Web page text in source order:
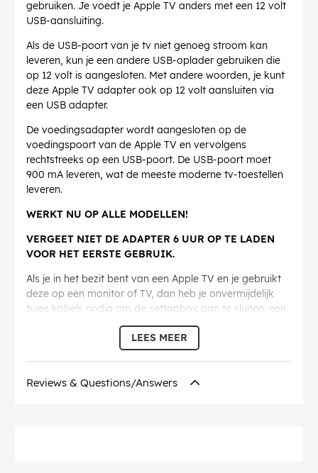
gebruiken. Je voedt je Apple TV anders met een 12 volt
USB-aansluiting.
Als de USB-poort van je tv niet genoeg stroom kan
leveren, kun je een andere USB-oplader gebruiken die
op 12 volt is aangesloten. Met andere woorden, je kunt
deze Apple TV adapter ook op 12 volt aansluiten via
een USB adapter.
De voedingsadapter wordt aangesloten op de
voedingspoort van de Apple TV en vervolgens
rechtstreeks op een USB-poort. De USB-poort moet
900 mA leveren, wat de meeste moderne tv-toestellen
leveren.
WERKT NU OP ALLE MODELLEN!
VERGEET NIET DE ADAPTER 6 UUR OP TE LADEN
VOOR HET EERSTE GEBRUIK.
Als je in het bezit bent van een Apple TV en je gebruikt
deze op een monitor of TV, dan heb je onvermijdelijk
twee kabels nodig om de settopbox aan te sluiten: een
stroomkabel voor het stopcontact en een HDMI-kabel
voor het beeld- en geluidssignaal. Deze omstandigheid
kan leiden tot een niet erg esthetisch uiterlijk, vooral bij
LEES MEER
Reviews & Questions/Answers